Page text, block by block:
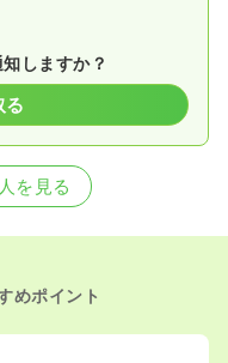
しますか？
る
を見る
めポイント